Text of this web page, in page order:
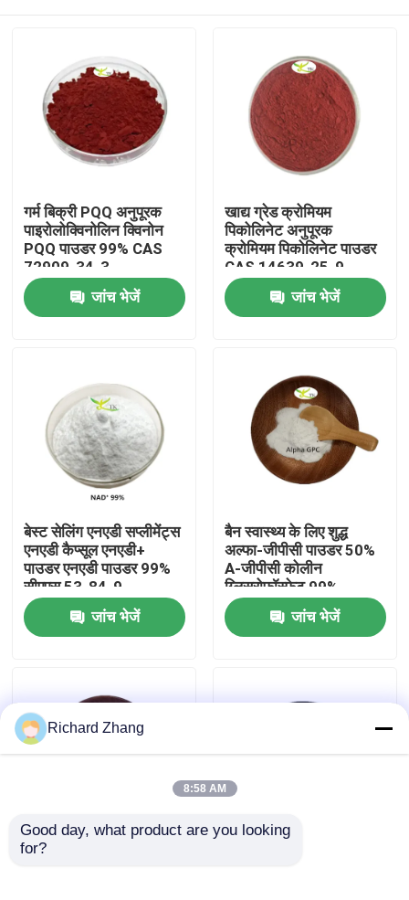
उत्पाद
हमारे बारे में
कारखाना भ्रमण
गुणवत्ता नियंत्रण
एक उद्धरण का अनुरोध करें
सुपर फूड पाउडर
गर्म बिक्री PQQ अनुपूरक
पाइरोलोक्विनोलिन क्विनोन
PQQ पाउडर 99% CAS
72909-34-3
जांच भेजें
खाद्य ग्रेड क्रोमियम
पिकोलिनेट अनुपूरक
क्रोमियम पिकोलिनेट पाउडर
CAS 14639-25-9
जांच भेजें
बेस्ट सेलिंग एनएडी सप्लीमेंट्स
एनएडी कैप्सूल एनएडी+
पाउडर एनएडी पाउडर 99%
सीएएस 53-84-9
जांच भेजें
बैन स्वास्थ्य के लिए शुद्ध
अल्फा-जीपीसी पाउडर 50%
Α-जीपीसी कोलीन
ग्लिसरोफॉस्फेट 99%
जांच भेजें
थोक अल्फा जीपीसी पाउडर
Richard Zhang
8:58 AM
Good day, what product are you looking
for?